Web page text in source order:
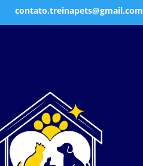
contato.treinapets@gmail.com